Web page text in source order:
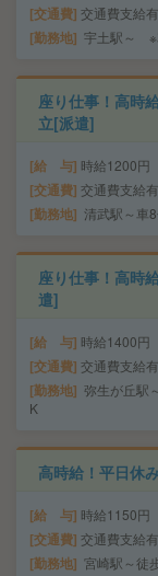
交通費 交通費支給
勤務地 宇土駅～ ※
座り仕事！高時
立[派遣]
給 与 時給1200円
交通費 交通費支給
勤務地 清武駅～車
座り仕事！高時
遣]
給 与 時給1400円
交通費 交通費支給
勤務地 弥生が丘駅
K
高時給！平日休
給 与 時給1150円
交通費 交通費支給
勤務地 宮崎駅～徒